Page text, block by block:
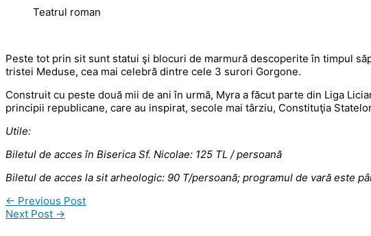
Teatrul roman
Peste tot prin sit sunt statui şi blocuri de marmură descoperite în timpul
tristei Meduse, cea mai celebră dintre cele 3 surori Gorgone.
Construit cu peste două mii de ani în urmă, Myra a făcut parte din Liga
principii republicane, care au inspirat, secole mai târziu, Constituţia
Utile:
Biletul de acces în Biserica Sf. Nicolae: 125 TL / persoană
Biletul de acces la sit arheologic: 90 T/persoană; programul de vară este
← Previous Post
Next Post →